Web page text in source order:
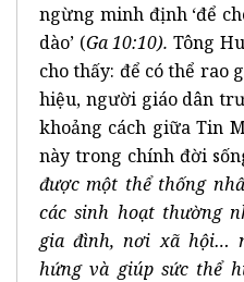
ngừng minh định ‘để
dào’ (Ga 10:10).Tông
cho thấy: để có thể rao
hiệu, người giáo dân
khoảng cách giữa Tin
này trong chính đời
được một thể thống
các sinh hoạt thường
gia đình, nơi xã hội…
hứng và giúp sức thể